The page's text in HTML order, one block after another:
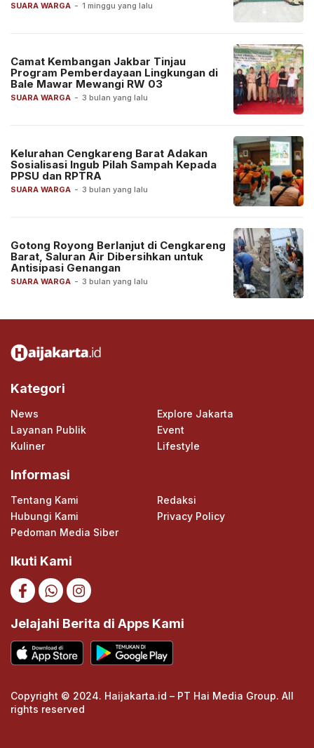
SUARA WARGA - 1 minggu yang lalu
SUARA WARGA - 3 bulan yang lalu
Camat Kembangan Jakbar Tinjau
Program Pemberdayaan Lingkungan di
Bale Mawar Mewangi RW 03
SUARA WARGA - 3 bulan yang lalu
Kelurahan Cengkareng Barat Adakan
Sosialisasi Ingub Pilah Sampah Kepada
PPSU dan RPTRA
SUARA WARGA - 3 bulan yang lalu
Gotong Royong Berlanjut di Cengkareng
Barat, Saluran Air Dibersihkan untuk
Antisipasi Genangan
Kategori
News
Explore Jakarta
Layanan Publik
Event
Kuliner
Lifestyle
Informasi
Tentang Kami
Redaksi
Hubungi Kami
Privacy Policy
Pedoman Media Siber
Ikuti Kami
Jelajahi Berita di Apps Kami
Copyright © 2024. Haijakarta.id – PT Hai Media Group. All
rights reserved